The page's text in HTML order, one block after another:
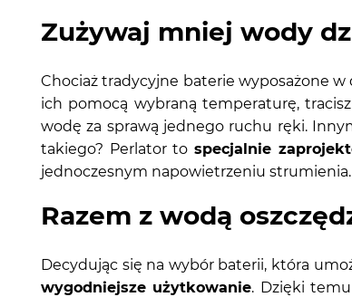
Zużywaj mniej wody
Chociaż tradycyjne baterie wyposażone
ich pomocą wybraną temperaturę,
wodę za sprawą jednego ruchu ręki.
takiego? Perlator tospecjalnie
jednoczesnym napowietrzeniu
Razem z wodą
Decydując się na wybór baterii, która
wygodniejsze użytkowanie. Dzięki